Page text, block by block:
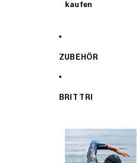
kaufen
ZUBEHÖR
BRIT TRI